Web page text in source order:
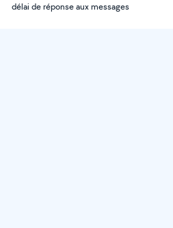
délai de réponse aux messages